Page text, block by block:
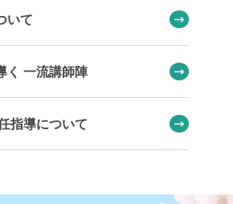
いて
く 一流講師陣
指導について